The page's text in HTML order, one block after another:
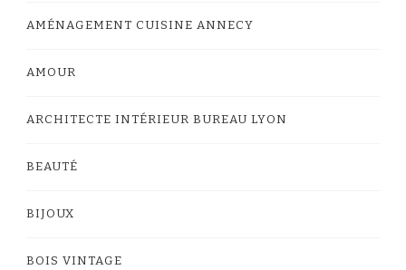
AMÉNAGEMENT CUISINE ANNECY
AMOUR
ARCHITECTE INTÉRIEUR BUREAU LYON
BEAUTÉ
BIJOUX
BOIS VINTAGE